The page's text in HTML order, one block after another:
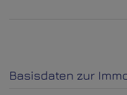
Basisdaten zur